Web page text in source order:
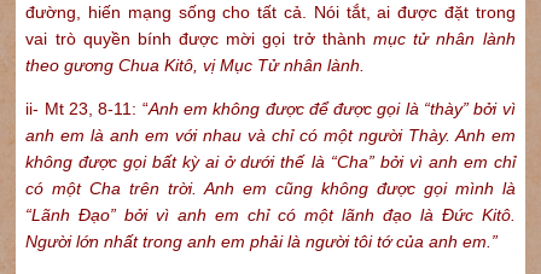
đường, hiến mạng sống cho tất cả. Nói tắt, ai được đặt trong
vai trò quyền bính được mời gọi trở thànhmục tử nhân lành
theo gương Chua Kitô, vị Mục Tử nhân lành.
ii- Mt 23, 8-11: “Anh em không được để được gọi là “thày” bởi vì
anh em là anh em với nhau và chỉ có một người Thày. Anh em
không được gọi bất kỳ ai ở dưới thế là “Cha” bởi vì anh em chỉ
có một Cha trên trời. Anh em cũng không được gọi mình là
“Lãnh Đạo” bởi vì anh em chỉ có một lãnh đạo là Đức Kitô.
Người lớn nhất trong anh em phải là người tôi tớ của anh em.”